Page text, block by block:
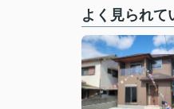
よく見られて